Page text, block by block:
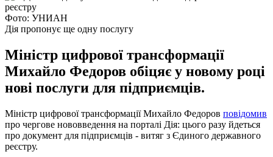
Фото: УНИАН
Дія пропонує ще одну послугу
Міністр цифрової трансформації
Михайло Федоров обіцяє у новому році
нові послуги для підприємців.
Міністр цифрової трансформації Михайло Федоров повідомив
про чергове нововведення на порталі Дія: цього разу йдеться
про документ для підприємців - витяг з Єдиного державного
реєстру.